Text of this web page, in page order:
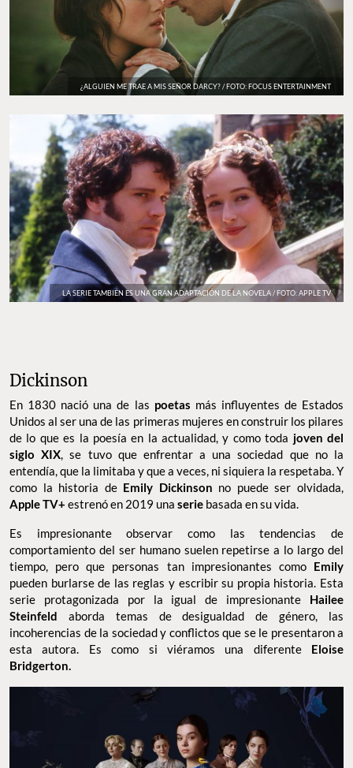
¿ALGUIEN ME TRAE A MIS SEÑOR DARCY? / FOTO: FOCUS ENTERTAINMENT
LA SERIE TAMBIÉN ES UNA GRAN ADAPTACIÓN DE LA NOVELA / FOTO: APPLE TV
Dickinson
En 1830 nació una de las poetas más influyentes de Estados
Unidos al ser una de las primeras mujeres en construir los pilares
de lo que es la poesía en la actualidad, y como toda joven del
siglo XIX, se tuvo que enfrentar a una sociedad que no la
entendía, que la limitaba y que a veces, ni siquiera la respetaba. Y
como la historia de Emily Dickinson no puede ser olvidada,
Apple TV+ estrenó en 2019 una serie basada en su vida.
Es impresionante observar como las tendencias de
comportamiento del ser humano suelen repetirse a lo largo del
tiempo, pero que personas tan impresionantes como Emily
pueden burlarse de las reglas y escribir su propia historia. Esta
serie protagonizada por la igual de impresionante Hailee
Steinfeld aborda temas de desigualdad de género, las
incoherencias de la sociedad y conflictos que se le presentaron a
esta autora. Es como si viéramos una diferente Eloise
Bridgerton.